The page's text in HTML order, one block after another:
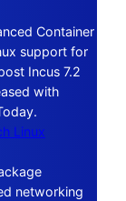
Container
support for
Incus 7.2
with
Linux
networking